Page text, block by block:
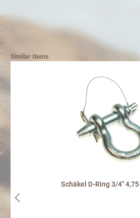
Similar Items
Schäkel D-Ring 3/4"